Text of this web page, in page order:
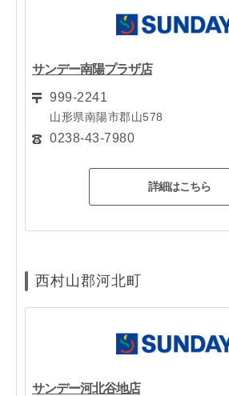
サンデー南陽プラザ店
999-2241
山形県南陽市郡山578
0238-43-7980
詳細はこちら
西村山郡河北町
サンデー河北谷地店